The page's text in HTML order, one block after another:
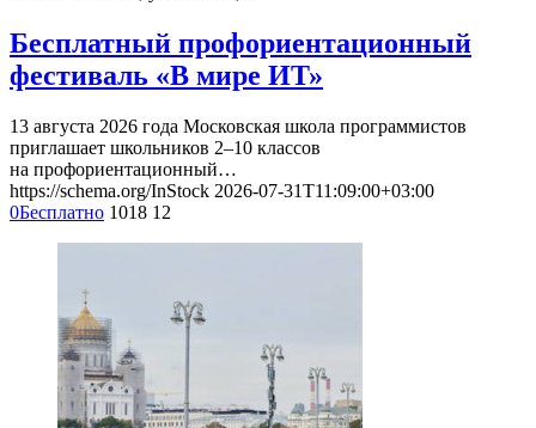
Бесплатный профориентационный
фестиваль «В мире ИТ»
13 августа 2026 года Московская школа программистов
приглашает школьников 2–10 классов
на профориентационный…
https://schema.org/InStock 2026-07-31T11:09:00+03:00
0Бесплатно 1018 12